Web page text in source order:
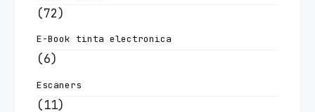
(72)
E-Book tinta electronica
(6)
Escaners
(11)